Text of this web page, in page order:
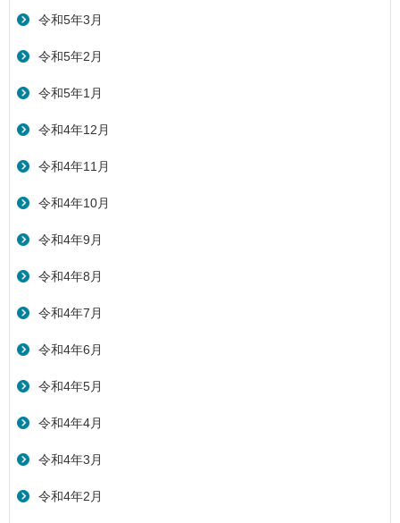
令和5年3月
令和5年2月
令和5年1月
令和4年12月
令和4年11月
令和4年10月
令和4年9月
令和4年8月
令和4年7月
令和4年6月
令和4年5月
令和4年4月
令和4年3月
令和4年2月